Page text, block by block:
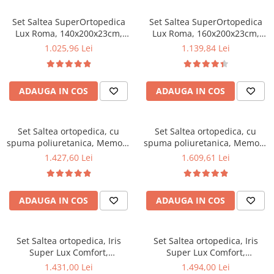
Mese gradinita
Scaune gradinita
Set mese si scaune gradinita
Mobilier copii
Mobila camera copii
Scaune birou pentru copii
Paturi copii
Masa si scaune gradinita
Seturi comode living si dormitor
Set Saltea SuperOrtopedica
Lux Roma, 140x200x23cm,
fermitate tare, plasa arcuri tip
aerisire perimetral, Saltex
plus 2 perne matlasate,
umplutura poliester, 50x70cm
si husa hipoalergenica,
1.025,96 Lei
ADAUGA IN COS
Set Saltea SuperOrtopedica
Lux Roma, 160x200x23cm,
fermitate tare, plasa arcuri tip
aerisire perimetral, Saltex
plus 2 perne matlasate,
umplutura poliester, 50x70cm
si husa hipoalergenica,
1.139,84 Lei
ADAUGA IN COS
Set Saltea ortopedica, cu
spuma poliuretanica, Memory
Foam 5 cm Paris,
sistem de aerisire perimetral
Saltex plus 2 perne matlasate,
umplura poliester, 50x70cm si
husa hipoalergenica,
1.427,60 Lei
ADAUGA IN COS
Set Saltea ortopedica, cu
spuma poliuretanica, Memory
Foam 5 cm Paris,
sistem de aerisire perimetral
Saltex plus 2 perne matlasate,
umplutura poliester, 50x70cm
si husa hipoalergenica,
1.609,61 Lei
ADAUGA IN COS
Set Saltea ortopedica, Iris
Super Lux Comfort,
140x200x26cm, fermitate tare,
1.431,00 Lei
Set Saltea ortopedica, Iris
Super Lux Comfort,
160x200x26cm, fermitate tare,
1.494,00 Lei